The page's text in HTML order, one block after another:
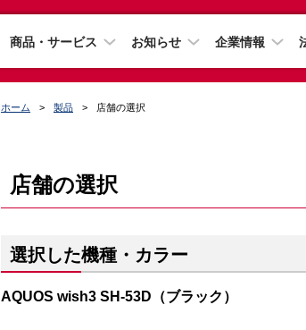
商品・サービス お知らせ 企業情報
ホーム 製品 店舗の選択
店舗の選択
選択した機種・カラー
AQUOS wish3 SH-53D（ブラック）